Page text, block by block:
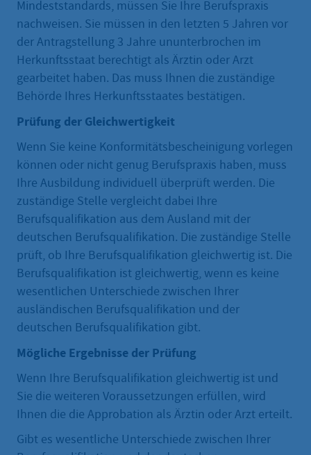
Mindeststandards, müssen Sie Ihre Berufspraxis
nachweisen. Sie müssen in den letzten 5 Jahren vor
der Antragstellung 3 Jahre ununterbrochen im
Herkunftsstaat berechtigt als Ärztin oder Arzt
gearbeitet haben. Das muss Ihnen die zuständige
Behörde Ihres Herkunftsstaates bestätigen.
Prüfung der Gleichwertigkeit
Wenn Sie keine Konformitätsbescheinigung vorlegen
können oder nicht genug Berufspraxis haben, muss
Ihre Ausbildung individuell überprüft werden. Die
zuständige Stelle vergleicht dabei Ihre
Berufsqualifikation aus dem Ausland mit der
deutschen Berufsqualifikation. Die zuständige Stelle
prüft, ob Ihre Berufsqualifikation gleichwertig ist. Die
Berufsqualifikation ist gleichwertig, wenn es keine
wesentlichen Unterschiede zwischen Ihrer
ausländischen Berufsqualifikation und der
deutschen Berufsqualifikation gibt.
Mögliche Ergebnisse der Prüfung
Wenn Ihre Berufsqualifikation gleichwertig ist und
Sie die weiteren Voraussetzungen erfüllen, wird
Ihnen die die Approbation als Ärztin oder Arzt erteilt.
Gibt es wesentliche Unterschiede zwischen Ihrer